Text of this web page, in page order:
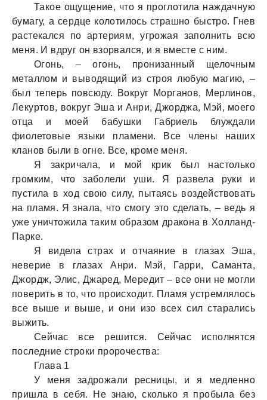
Такое ощущение, что я проглотила наждачную
бумагу, а сердце колотилось страшно быстро. Гнев
растекался по артериям, угрожая заполнить всю
меня. И вдруг он взорвался, и я вместе с ним.
Огонь, – огонь, пронизанный щелочным
металлом и выводящий из строя любую магию, –
был теперь повсюду. Вокруг Морганов, Мерлинов,
Лекуртов, вокруг Эша и Анри, Джорджа, Мэй, моего
отца и моей бабушки Габриель блуждали
фиолетовые языки пламени. Все члены наших
кланов были в огне. Все, кроме меня.
Я закричала, и мой крик был настолько
громким, что заболели уши. Я развела руки и
пустила в ход свою силу, пытаясь воздействовать
на пламя. Я знала, что смогу это сделать, – ведь я
уже уничтожила таким образом дракона в Холланд-
Парке.
Я видела страх и отчаяние в глазах Эша,
неверие в глазах Анри. Мэй, Гарри, Саманта,
Джордж, Элис, Джаред, Мередит – все они не могли
поверить в то, что происходит. Пламя устремлялось
все выше и выше, и они изо всех сил старались
выжить.
Сейчас все решится. Сейчас исполнятся
последние строки пророчества:
Глава 1
У меня задрожали ресницы, и я медленно
пришла в себя. Не знаю, сколько я пробыла без